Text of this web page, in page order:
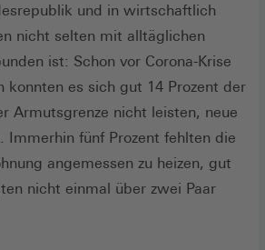
und in wirtschaftlich
nicht selten mit alltäglichen
ist: Schon vor Corona-Krise
konnten es sich gut 14 Prozent der
Armutsgrenze nicht leisten, neue
Immerhin fünf Prozent fehlten die
angemessen zu heizen, gut
nicht einmal über zwei Paar